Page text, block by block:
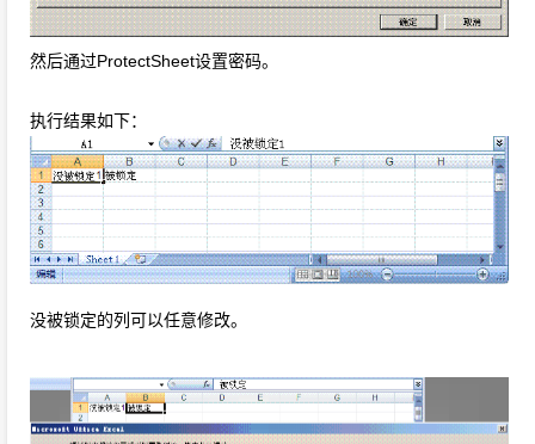
然后通过ProtectSheet设置密码。
执行结果如下：
没被锁定的列可以任意修改。